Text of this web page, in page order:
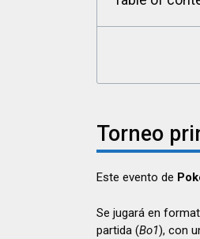
Torneo
Este evento de
Se jugará en
partida (Bo1), con